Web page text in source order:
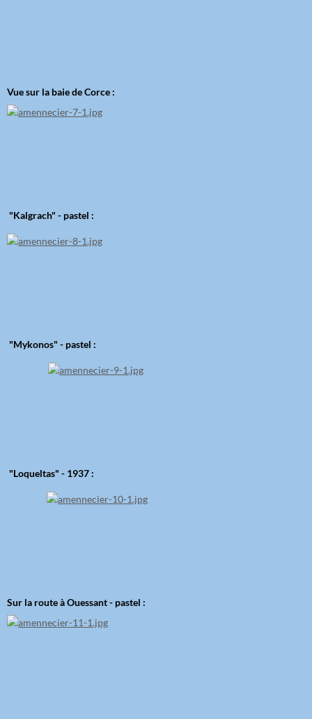
Vue sur la baie de Corce :
"Kalgrach" - pastel :
"Mykonos" - pastel :
"Loqueltas" - 1937 :
Sur la route à Ouessant - pastel :